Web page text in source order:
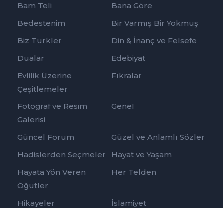
Bam Teli
Bana Göre
Bedestenim
Bir Varmış Bir Yokmuş
Biz Türkler
Din & İnanç ve Felsefe
Dualar
Edebiyat
Evlilik Üzerine
Çeşitlemeler
Fıkralar
Fotoğraf ve Resim
Galerisi
Genel
Güncel Forum
Güzel ve Anlamlı Sözler
Hadislerden Seçmeler
Hayat ve Yaşam
Hayata Yön Veren
Öğütler
Her Telden
Hikayeler
İslamiyet